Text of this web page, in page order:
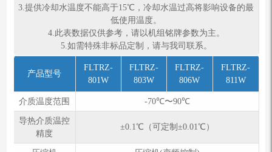
3.提供冷却水温度不能高于15℃，冷却水温过高将影响设备的最
低使用温度。
4.此表数据仅供参考，请以机组铭牌参数为主。
5.如需特殊⾮标品定制，请与我司联系。
产品型号
FLTRZ-
801W
FLTRZ-
803W
FLTRZ-
806W
FLTRZ-
811W
介质温度范围 -70℃〜90℃
导热介质温控
精度
±0.1℃（可定制±0.01℃）